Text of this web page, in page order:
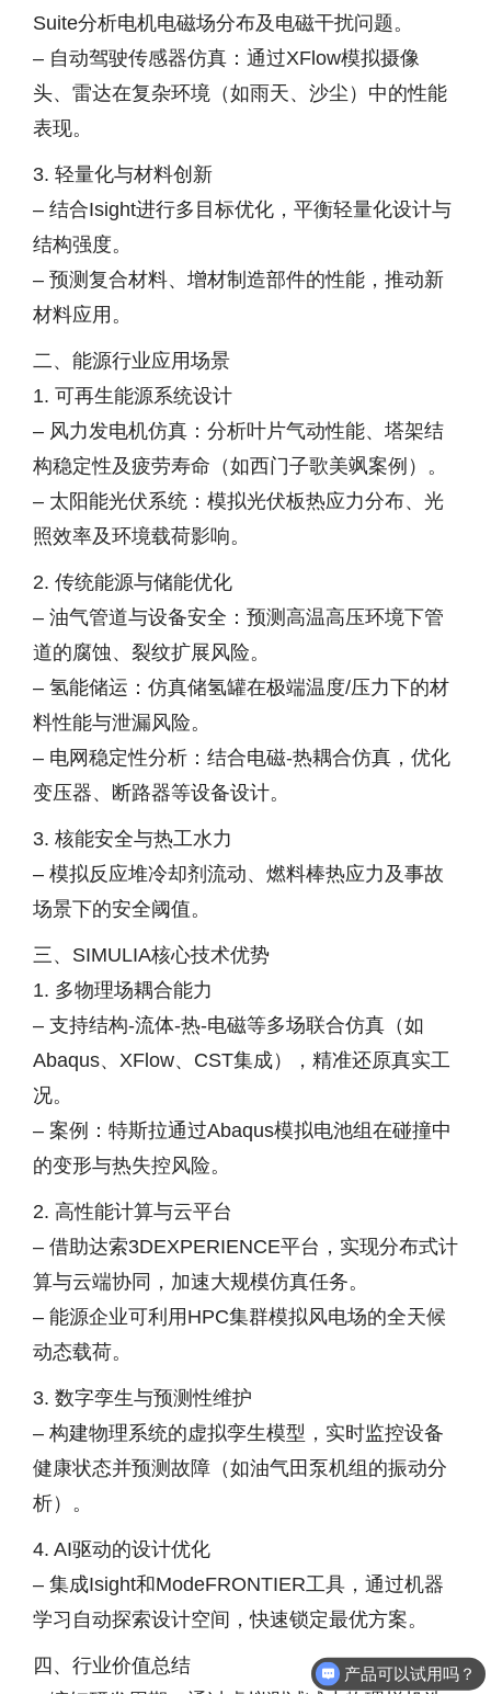
Suite分析电机电磁场分布及电磁干扰问题。
– 自动驾驶传感器仿真：通过XFlow模拟摄像
头、雷达在复杂环境（如雨天、沙尘）中的性能
表现。
3. 轻量化与材料创新
– 结合Isight进行多目标优化，平衡轻量化设计与
结构强度。
– 预测复合材料、增材制造部件的性能，推动新
材料应用。
二、能源行业应用场景
1. 可再生能源系统设计
– 风力发电机仿真：分析叶片气动性能、塔架结
构稳定性及疲劳寿命（如西门子歌美飒案例）。
– 太阳能光伏系统：模拟光伏板热应力分布、光
照效率及环境载荷影响。
2. 传统能源与储能优化
– 油气管道与设备安全：预测高温高压环境下管
道的腐蚀、裂纹扩展风险。
– 氢能储运：仿真储氢罐在极端温度/压力下的材
料性能与泄漏风险。
– 电网稳定性分析：结合电磁-热耦合仿真，优化
变压器、断路器等设备设计。
3. 核能安全与热工水力
– 模拟反应堆冷却剂流动、燃料棒热应力及事故
场景下的安全阈值。
三、SIMULIA核心技术优势
1. 多物理场耦合能力
– 支持结构-流体-热-电磁等多场联合仿真（如
Abaqus、XFlow、CST集成），精准还原真实工
况。
– 案例：特斯拉通过Abaqus模拟电池组在碰撞中
的变形与热失控风险。
2. 高性能计算与云平台
– 借助达索3DEXPERIENCE平台，实现分布式计
算与云端协同，加速大规模仿真任务。
– 能源企业可利用HPC集群模拟风电场的全天候
动态载荷。
3. 数字孪生与预测性维护
– 构建物理系统的虚拟孪生模型，实时监控设备
健康状态并预测故障（如油气田泵机组的振动分
析）。
4. AI驱动的设计优化
– 集成Isight和ModeFRONTIER工具，通过机器
学习自动探索设计空间，快速锁定最优方案。
四、行业价值总结
产品可以试用吗？